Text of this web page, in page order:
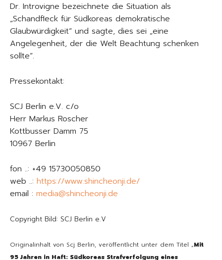
Dr. Introvigne bezeichnete die Situation als
„Schandfleck für Südkoreas demokratische
Glaubwürdigkeit“ und sagte, dies sei „eine
Angelegenheit, der die Welt Beachtung schenken
sollte“.
Pressekontakt:
SCJ Berlin e.V. c/o
Herr Markus Roscher
Kottbusser Damm 75
10967 Berlin
fon ..: +49 15730050850
web ..: https://www.shincheonji.de/
email : media@shincheonji.de
Copyright Bild: SCJ Berlin e.V
Originalinhalt von Scj Berlin, veröffentlicht unter dem Titel „Mit
95 Jahren in Haft: Südkoreas Strafverfolgung eines